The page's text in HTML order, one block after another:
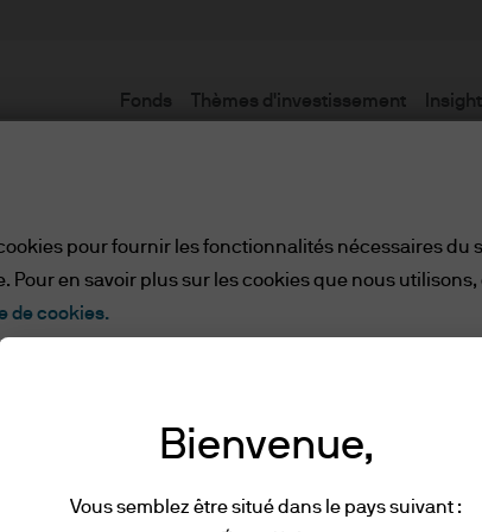
page web, veuillez prendre
et comprises en cliquant sur « J’accepte
Fonds Thèmes d'investissement
Bienvenue,
Vous semblez être situé dans le pays suivant :
pour fournir les fonctionnalités nécessaires du
Pour en savoir plus sur les cookies que nous
de cookies.